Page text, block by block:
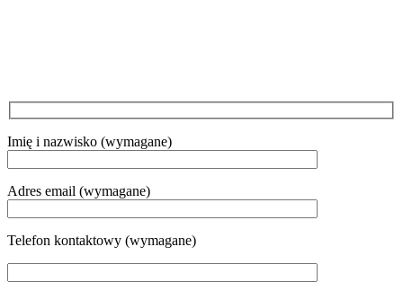
Imię i nazwisko (wymagane)
Adres email (wymagane)
Telefon kontaktowy (wymagane)